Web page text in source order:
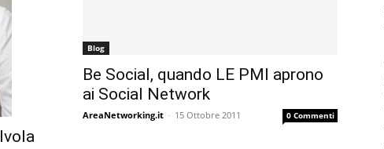
Blog
Be Social, quando LE PMI aprono
ai Social Network
AreaNetworking.it - 15 Ottobre 2011 0 Commenti